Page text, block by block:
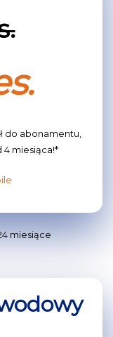
do abonamentu,
miesiąca!*
miesiące